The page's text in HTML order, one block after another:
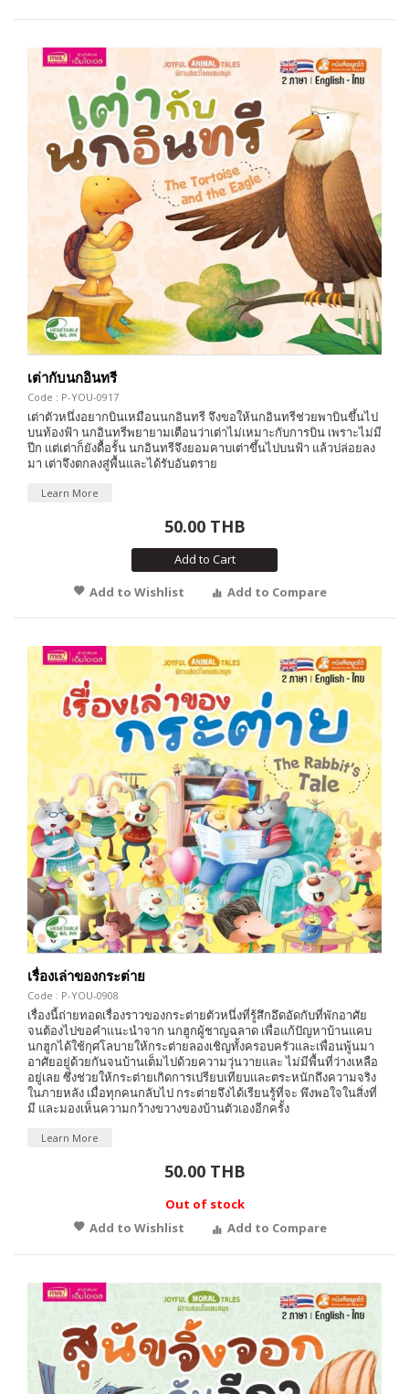
เต่ากับนกอินทรี
Code : P-YOU-0917
เต่าตัวหนึ่งอยากบินเหมือนนกอินทรี จึงขอให้นกอินทรีช่วยพาบินขึ้นไป
บนท้องฟ้า นกอินทรีพยายามเตือนว่าเต่าไม่เหมาะกับการบิน เพราะไม่มี
ปีก แต่เต่าก็ยังดื้อรั้น นกอินทรีจึงยอมคาบเต่าขึ้นไปบนฟ้า แล้วปล่อยลง
มา เต่าจึงตกลงสู่พื้นและได้รับอันตราย
Learn More
50.00 THB
Add to Cart
Add to Wishlist
Add to Compare
เรื่องเล่าของกระต่าย
Code : P-YOU-0908
เรื่องนี้ถ่ายทอดเรื่องราวของกระต่ายตัวหนึ่งที่รู้สึกอึดอัดกับที่พักอาศัย
จนต้องไปขอคำแนะนำจาก นกฮูกผู้ชาญฉลาด เพื่อแก้ปัญหาบ้านแคบ
นกฮูกได้ใช้กุศโลบายให้กระต่ายลองเชิญทั้งครอบครัวและเพื่อนพู้นมา
อาศัยอยู่ด้วยกันจนบ้านเต็มไปด้วยความวุ่นวายและ ไม่มีพื้นที่ว่างเหลือ
อยู่เลย ซึ่งช่วยให้กระต่ายเกิดการเปรียบเทียบและตระหนักถึงความจริง
ในภายหลัง เมื่อทุกคนกลับไป กระต่ายจึงได้เรียนรู้ที่จะ พึงพอใจในสิ่งที่
มี และมองเห็นความกว้างขวางของบ้านตัวเองอีกครั้ง
Learn More
50.00 THB
Out of stock
Add to Wishlist
Add to Compare